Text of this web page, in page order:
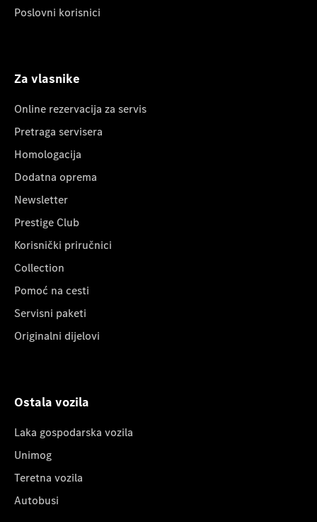
Poslovni korisnici
Za vlasnike
Online rezervacija za servis
Pretraga servisera
Homologacija
Dodatna oprema
Newsletter
Prestige Club
Korisnički priručnici
Collection
Pomoć na cesti
Servisni paketi
Originalni dijelovi
Ostala vozila
Laka gospodarska vozila
Unimog
Teretna vozila
Autobusi